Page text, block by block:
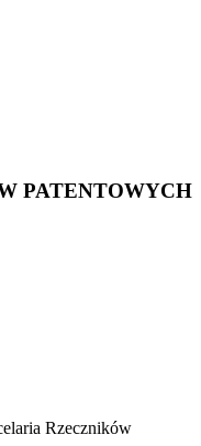
PATENTOWYCH
Rzeczników